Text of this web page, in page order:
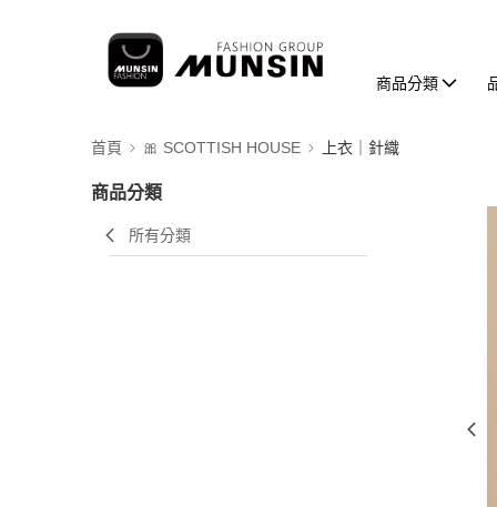
商品分類
首頁 🎀 SCOTTISH HOUSE 上衣｜針織
商品分類
所有分類